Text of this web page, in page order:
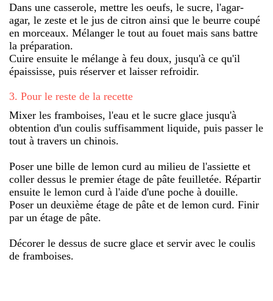
Dans une casserole, mettre les oeufs, le sucre, l'agar-
agar, le zeste et le jus de citron ainsi que le beurre coupé
en morceaux. Mélanger le tout au fouet mais sans battre
la préparation.
Cuire ensuite le mélange à feu doux, jusqu'à ce qu'il
épaississe, puis réserver et laisser refroidir.
3. Pour le reste de la recette
Mixer les framboises, l'eau et le sucre glace jusqu'à
obtention d'un coulis suffisamment liquide, puis passer le
tout à travers un chinois.
Poser une bille de lemon curd au milieu de l'assiette et
coller dessus le premier étage de pâte feuilletée. Répartir
ensuite le lemon curd à l'aide d'une poche à douille.
Poser un deuxième étage de pâte et de lemon curd. Finir
par un étage de pâte.
Décorer le dessus de sucre glace et servir avec le coulis
de framboises.